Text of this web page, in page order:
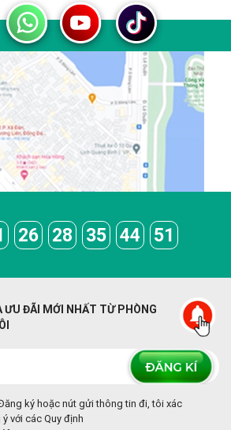
26 28 35 44 51
ƯU ĐÃI MỚI NHẤT TỪ PHÒNG
ký hoặc nút gửi thông tin đi, tôi xác
với các Quy định